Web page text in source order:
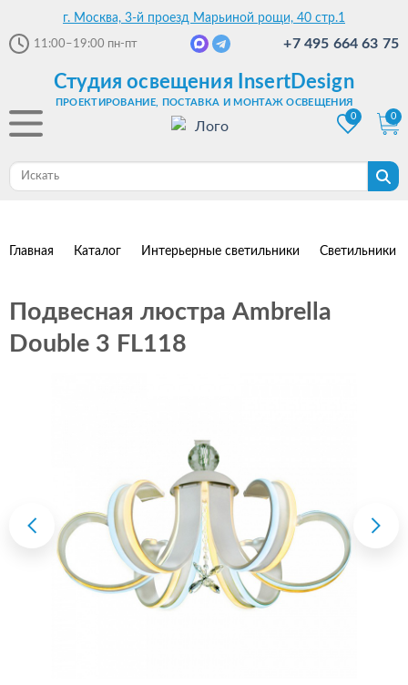
г. Москва, 3-й проезд Марьиной рощи, 40 стр.1
11:00–19:00 пн-пт +7 495 664 63 75
Студия освещения InsertDesign
ПРОЕКТИРОВАНИЕ, ПОСТАВКА И МОНТАЖ ОСВЕЩЕНИЯ
0
0
Главная Каталог Интерьерные светильники Светильники
Подвесная люстра Ambrella
Double 3 FL118